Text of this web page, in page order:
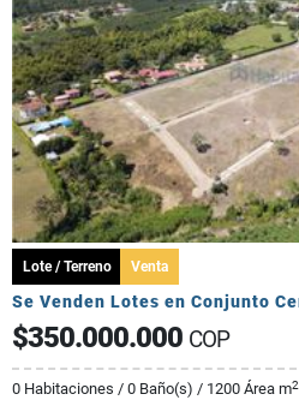
Lote / Terreno Venta
$350.000.000 COP
0 Habitaciones / 0 Baño(s) / 1200 Área m2